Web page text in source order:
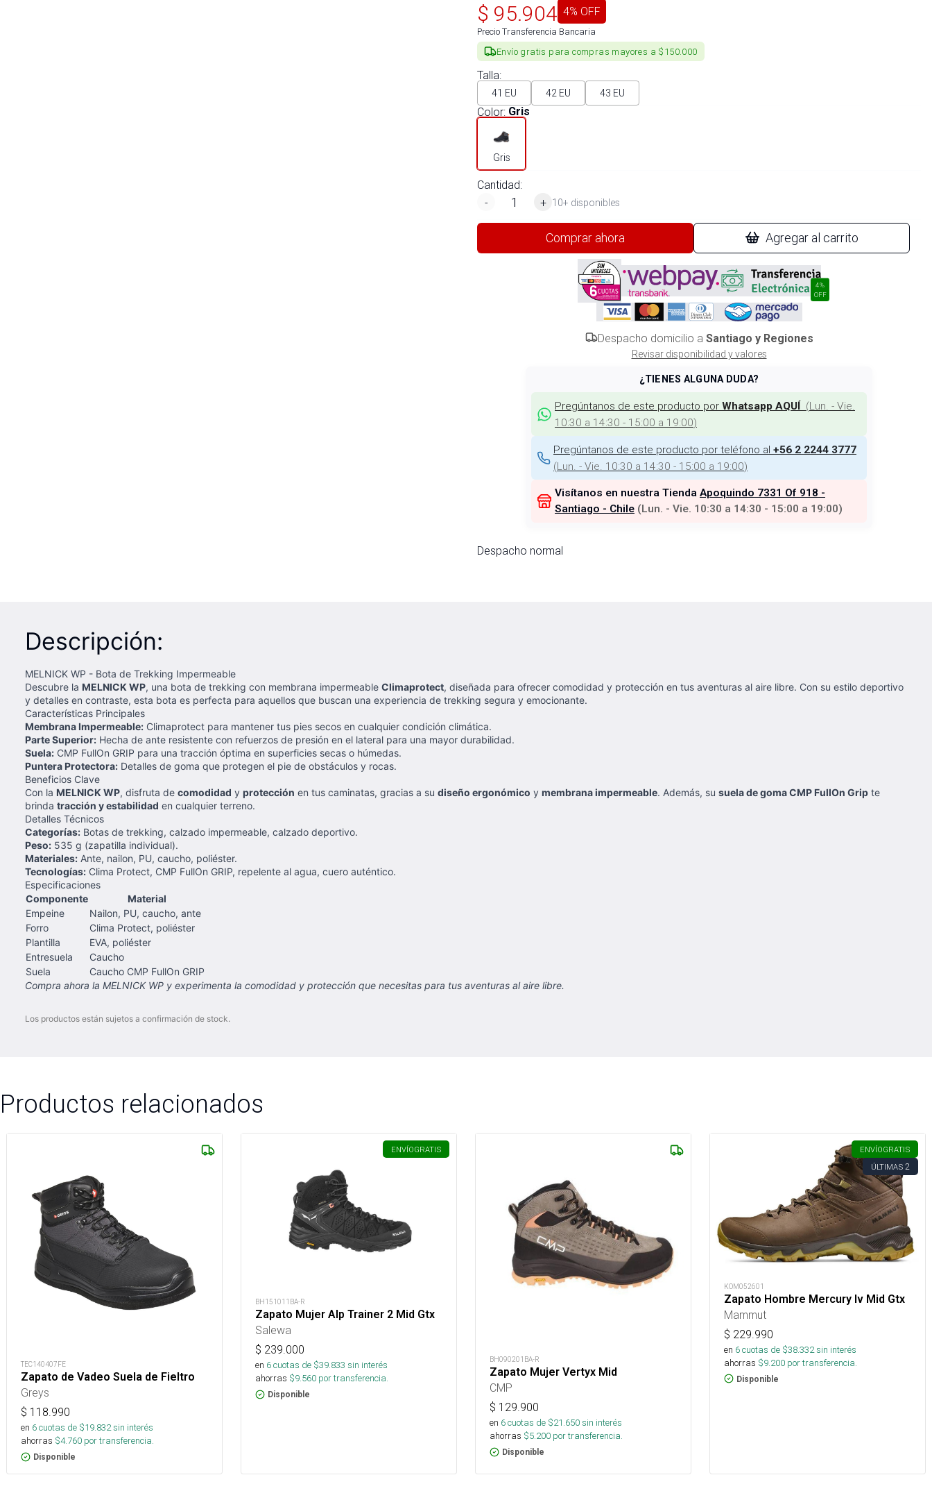
$ 95.904 4% OFF
Precio Transferencia Bancaria
Envío gratis para compras mayores a $150.000
Talla:
41 EU 42 EU 43 EU
Color: Gris
Gris
Cantidad:
-
+ 10+ disponibles
Comprar ahora Agregar al carrito
4%
OFF
Despacho domicilio a Santiago y Regiones
Revisar disponibilidad y valores
¿TIENES ALGUNA DUDA?
Pregúntanos de este producto por Whatsapp AQUÍ (Lun. - Vie.
10:30 a 14:30 - 15:00 a 19:00)
Pregúntanos de este producto por teléfono al +56 2 2244 3777
(Lun. - Vie. 10:30 a 14:30 - 15:00 a 19:00)
Visítanos en nuestra Tienda Apoquindo 7331 Of 918 -
Santiago - Chile (Lun. - Vie. 10:30 a 14:30 - 15:00 a 19:00)
Despacho normal
Descripción:
MELNICK WP - Bota de Trekking Impermeable
Descubre la MELNICK WP, una bota de trekking con membrana impermeable Climaprotect, diseñada para ofrecer comodidad y protección en tus aventuras al aire libre. Con su estilo deportivo
y detalles en contraste, esta bota es perfecta para aquellos que buscan una experiencia de trekking segura y emocionante.
Características Principales
Membrana Impermeable: Climaprotect para mantener tus pies secos en cualquier condición climática.
Parte Superior: Hecha de ante resistente con refuerzos de presión en el lateral para una mayor durabilidad.
Suela: CMP FullOn GRIP para una tracción óptima en superficies secas o húmedas.
Puntera Protectora: Detalles de goma que protegen el pie de obstáculos y rocas.
Beneficios Clave
Con la MELNICK WP, disfruta de comodidad y protección en tus caminatas, gracias a su diseño ergonómico y membrana impermeable. Además, su suela de goma CMP FullOn Grip te
brinda tracción y estabilidad en cualquier terreno.
Detalles Técnicos
Categorías: Botas de trekking, calzado impermeable, calzado deportivo.
Peso: 535 g (zapatilla individual).
Materiales: Ante, nailon, PU, caucho, poliéster.
Tecnologías: Clima Protect, CMP FullOn GRIP, repelente al agua, cuero auténtico.
Especificaciones
Componente
Material
Empeine
Nailon, PU, caucho, ante
Forro
Clima Protect, poliéster
Plantilla
EVA, poliéster
Entresuela
Caucho
Suela
Caucho CMP FullOn GRIP
Compra ahora la MELNICK WP y experimenta la comodidad y protección que necesitas para tus aventuras al aire libre.
Los productos están sujetos a confirmación de stock.
Productos relacionados
TEC140407FE
Zapato de Vadeo Suela de Fieltro
Greys
$ 118.990
en 6cuotas de $19.832sin interés
ahorras $4.760 por transferencia.
Disponible
ENVÍOGRATIS
BH151011BA-R
Zapato Mujer Alp Trainer 2 Mid Gtx
Salewa
$ 239.000
en 6cuotas de $39.833 sin interés
ahorras $9.560 por transferencia.
Disponible
BH090201BA-R
Zapato Mujer Vertyx Mid
CMP
$ 129.900
en 6cuotas de $21.650sin interés
ahorras $5.200 por transferencia.
Disponible
ENVÍOGRATIS
ÚLTIMAS 2
KOM052601
Zapato Hombre Mercury Iv Mid Gtx
Mammut
$ 229.990
en 6cuotas de $38.332sin interés
ahorras $9.200 por transferencia.
Disponible